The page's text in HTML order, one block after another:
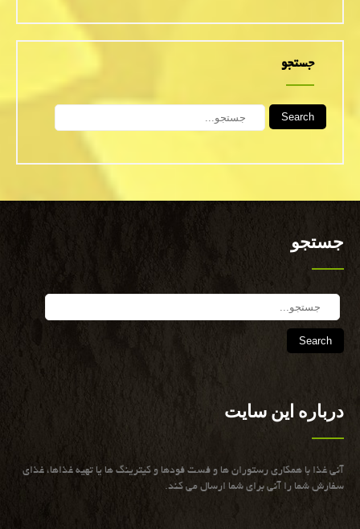
جستجو
Search
جستجو
درباره این سایت
آنی غذا با همكاری رستوران ها و فست فودها و كیترینگ ها یا تهیه غذاها، غذای
سفارش شما را آنی برای شما ارسال می كند.